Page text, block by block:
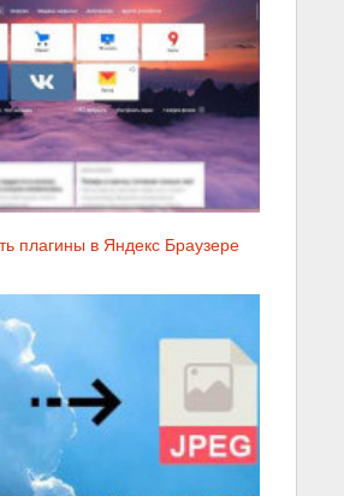
плагины в Яндекс Браузере